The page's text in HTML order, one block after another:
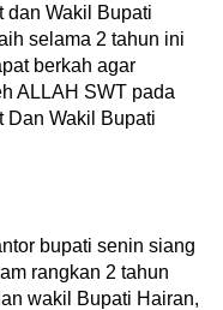
dan Wakil Bupati
selama 2 tahun ini
berkah agar
ALLAH SWT pada
Dan Wakil Bupati
bupati senin siang
rangkan 2 tahun
wakil Bupati Hairan,